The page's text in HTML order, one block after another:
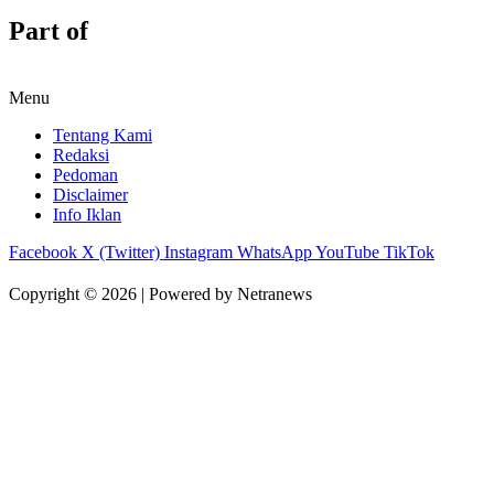
Part of
Menu
Tentang Kami
Redaksi
Pedoman
Disclaimer
Info Iklan
Facebook X (Twitter) Instagram WhatsAppYouTube TikTok
Copyright © 2026 | Powered by Netranews